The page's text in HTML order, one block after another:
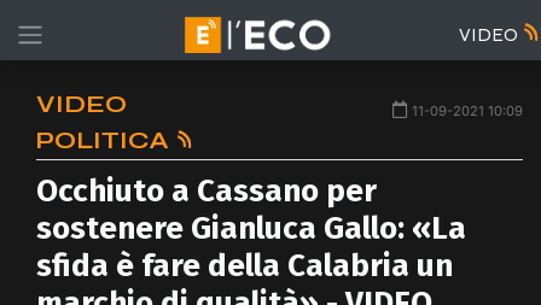
VIDEO
VIDEO
POLITICA
11-09-2021 10:09
Occhiuto a Cassano per
sostenere Gianluca Gallo: «La
sfida è fare della Calabria un